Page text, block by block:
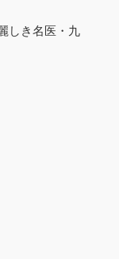
しき名医・九